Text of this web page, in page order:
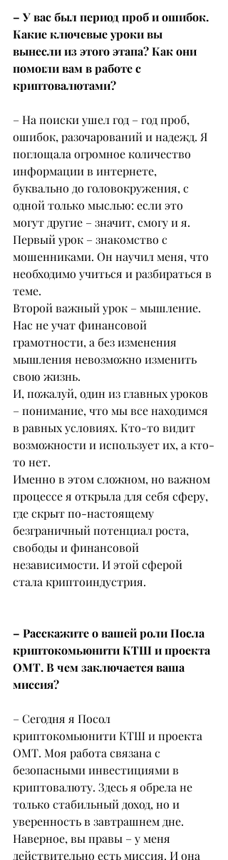
– У вас был период проб и ошибок.
Какие ключевые уроки вы
вынесли из этого этапа? Как они
помогли вам в работе с
криптовалютами?
– На поиски ушел год – год проб,
ошибок, разочарований и надежд. Я
поглощала огромное количество
информации в интернете,
буквально до головокружения, с
одной только мыслью: если это
могут другие – значит, смогу и я.
Первый урок – знакомство с
мошенниками. Он научил меня, что
необходимо учиться и разбираться в
теме.
Второй важный урок – мышление.
Нас не учат финансовой
грамотности, а без изменения
мышления невозможно изменить
свою жизнь.
И, пожалуй, один из главных уроков
– понимание, что мы все находимся
в равных условиях. Кто-то видит
возможности и использует их, а кто-
то нет.
Именно в этом сложном, но важном
процессе я открыла для себя сферу,
где скрыт по-настоящему
безграничный потенциал роста,
свободы и финансовой
независимости. И этой сферой
стала криптоиндустрия.
– Расскажите о вашей роли Посла
криптокомьюнити КТШ и проекта
ОМТ. В чем заключается ваша
миссия?
– Сегодня я Посол
криптокомьюнити КТШ и проекта
ОМТ. Моя работа связана с
безопасными инвестициями в
криптовалюту. Здесь я обрела не
только стабильный доход, но и
уверенность в завтрашнем дне.
Наверное, вы правы – у меня
действительно есть миссия. И она